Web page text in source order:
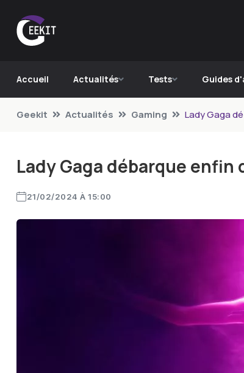
Accueil Actualités Tests Guides
Geekit Actualités Gaming Lady Gaga
Lady Gaga débarque enfin
21/02/2024 À 15:00